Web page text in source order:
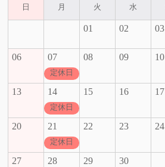
日 月 火 水
01 02 03
06 07
定休日
08 09 10
13 14
定休日
15 16 17
20 21
定休日
22 23 24
27 28 29 30